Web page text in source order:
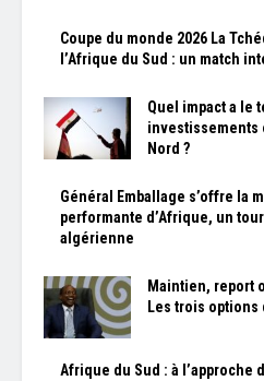
Coupe du monde 2026 La
l’Afrique du Sud : un match
Quel impact a le
investissements
Nord ?
Général Emballage s’offre la
performante d’Afrique, un
algérienne
Maintien, report
Les trois options
Afrique du Sud : à l’approche